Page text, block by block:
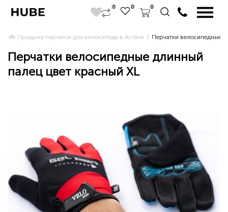
0 0 0
🚲 Продажа перчаток для велосипеда в Астане Перчатки велосипедные
Перчатки велосипедные длинный
палец цвет красный XL